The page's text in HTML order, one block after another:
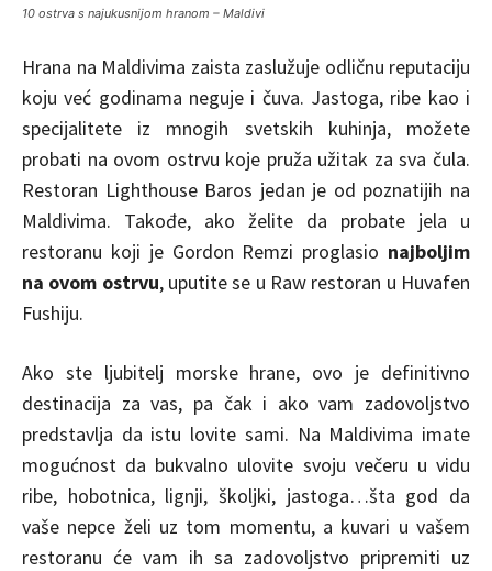
10 ostrva s najukusnijom hranom – Maldivi
Hrana na Maldivima zaista zaslužuje odličnu reputaciju
koju već godinama neguje i čuva. Jastoga, ribe kao i
specijalitete iz mnogih svetskih kuhinja, možete
probati na ovom ostrvu koje pruža užitak za sva čula.
Restoran Lighthouse Baros jedan je od poznatijih na
Maldivima. Takođe, ako želite da probate jela u
restoranu koji je Gordon Remzi proglasio najboljim
na ovom ostrvu, uputite se u Raw restoran u Huvafen
Fushiju.
Ako ste ljubitelj morske hrane, ovo je definitivno
destinacija za vas, pa čak i ako vam zadovoljstvo
predstavlja da istu lovite sami. Na Maldivima imate
mogućnost da bukvalno ulovite svoju večeru u vidu
ribe, hobotnica, lignji, školjki, jastoga…šta god da
vaše nepce želi uz tom momentu, a kuvari u vašem
restoranu će vam ih sa zadovoljstvo pripremiti uz